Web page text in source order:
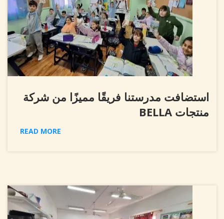
استضافت مدرستنا فريقًا مميزًا من شركة
منتجات BELLA
READ MORE